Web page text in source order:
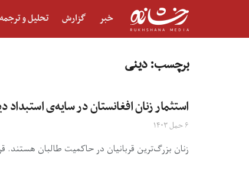
خبر گزارش تحلیل و ترجمه
برچسب:دینی
استثمار زنان افغانستان در سایه‌ی استبداد
۶ حمل ۱۴۰۳
زنان بزرگ‌ترین قربانیان در حاکمیت طالبان هستند.